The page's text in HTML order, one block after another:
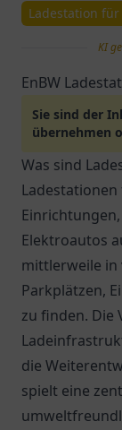
Ladestation
KI
EnBW
Sie sind der
übernehmen
Was sind
Elektroautos
mittlerweile in
Parkplätzen,
zu finden. Die
die
spielt eine